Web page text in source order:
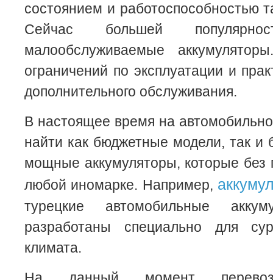
состоянием и работоспособностью
Сейчас большей
малообслуживаемые
ограничений по эксплуатации и
дополнительного обслуживания.
В настоящее время на
найти как бюджетные модели, так и
мощные аккумуляторы, которые без
любой иномарке. Например,
турецкие автомобильные
разработаны специально для
климата.